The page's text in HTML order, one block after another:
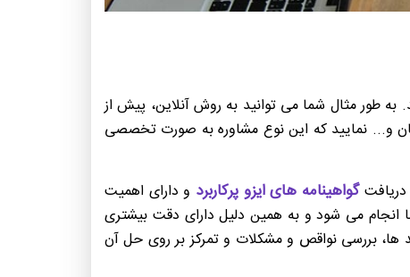
به طور مثال شما می توانید به روش آنلاین، پیش از
و... نمایید که این نوع مشاوره به صورت تخصصی
دریافتگواهینامه های ایزو پرکاربرد و دارای اهمیت
انجام می شود و به همین دلیل دارای دقت بیشتری
ها، بررسی نواقص و مشکلات و تمرکز بر روی حل آن